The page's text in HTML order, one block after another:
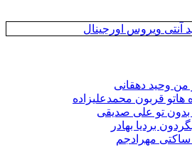
آنتی ویروس اورجینال
من وحید دهقانی
هاتو قربون محمدعلیزاده
بدون تو علی صدیقی
بردیا بهادر
مهرادجم